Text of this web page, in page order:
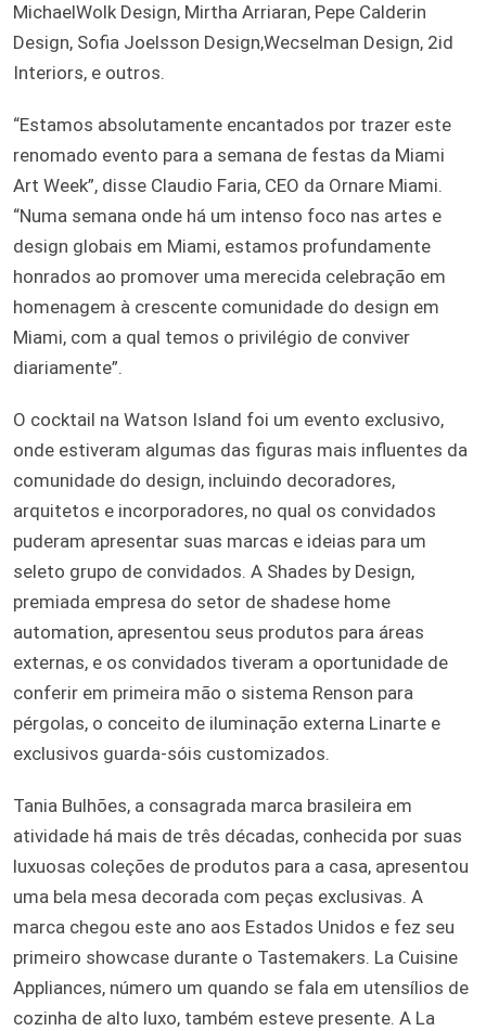
MichaelWolk Design, Mirtha Arriaran, Pepe Calderin
Design, Sofia Joelsson Design,Wecselman Design, 2id
Interiors, e outros.
“Estamos absolutamente encantados por trazer este
renomado evento para a semana de festas da Miami
Art Week”, disse Claudio Faria, CEO da Ornare Miami.
“Numa semana onde há um intenso foco nas artes e
design globais em Miami, estamos profundamente
honrados ao promover uma merecida celebração em
homenagem à crescente comunidade do design em
Miami, com a qual temos o privilégio de conviver
diariamente”.
O cocktail na Watson Island foi um evento exclusivo,
onde estiveram algumas das figuras mais influentes da
comunidade do design, incluindo decoradores,
arquitetos e incorporadores, no qual os convidados
puderam apresentar suas marcas e ideias para um
seleto grupo de convidados. A Shades by Design,
premiada empresa do setor de shadese home
automation, apresentou seus produtos para áreas
externas, e os convidados tiveram a oportunidade de
conferir em primeira mão o sistema Renson para
pérgolas, o conceito de iluminação externa Linarte e
exclusivos guarda-sóis customizados.
Tania Bulhões, a consagrada marca brasileira em
atividade há mais de três décadas, conhecida por suas
luxuosas coleções de produtos para a casa, apresentou
uma bela mesa decorada com peças exclusivas. A
marca chegou este ano aos Estados Unidos e fez seu
primeiro showcase durante o Tastemakers. La Cuisine
Appliances, número um quando se fala em utensílios de
cozinha de alto luxo, também esteve presente. A La